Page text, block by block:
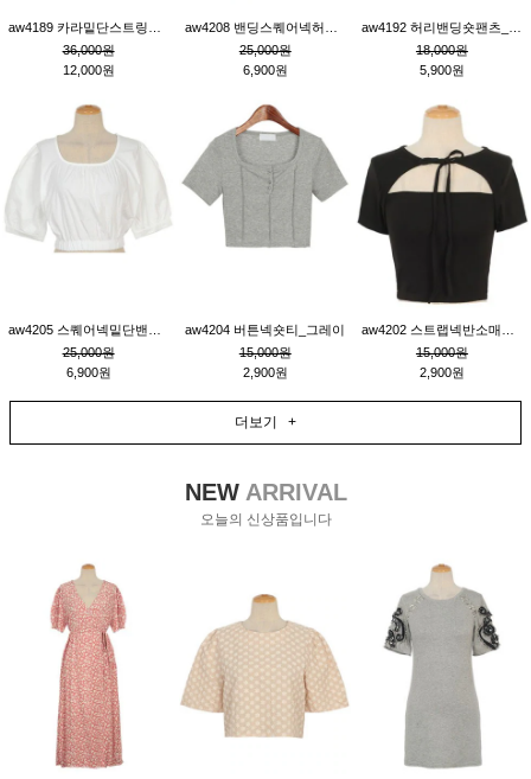
36,000원
12,000원
25,000원
6,900원
18,000원
5,900원
25,000원
6,900원
aw4204 버튼넥숏티_그레이
15,000원
2,900원
15,000원
2,900원
더보기 +
NEWARRIVAL
오늘의 신상품입니다